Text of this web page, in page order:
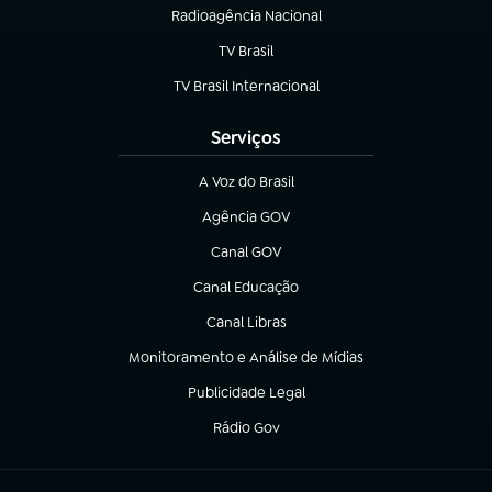
Radioagência Nacional
(abre em nova aba)
TV Brasil
(abre em nova aba)
TV Brasil Internacional
(abre em nova aba)
Serviços
A Voz do Brasil
(abre em nova aba)
Agência GOV
(abre em nova aba)
Canal GOV
(abre em nova aba)
Canal Educação
(abre em nova aba)
Canal Libras
(abre em nova aba)
Monitoramento e Análise de Mídias
(abre em nova aba)
Publicidade Legal
(abre em nova aba)
Rádio Gov
(abre em nova aba)